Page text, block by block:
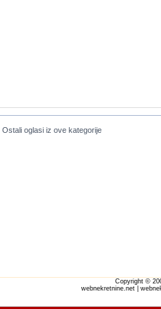
Ostali oglasi iz ove kategorije
Copyright ©
webnekretnine.net |